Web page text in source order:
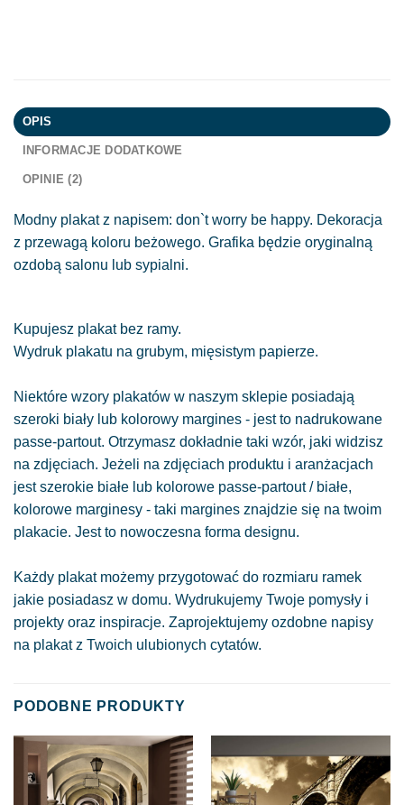
OPIS
INFORMACJE DODATKOWE
OPINIE (2)
Modny plakat z napisem: don`t worry be happy. Dekoracja
z przewagą koloru beżowego. Grafika będzie oryginalną
ozdobą salonu lub sypialni.
Kupujesz plakat bez ramy.
Wydruk plakatu na grubym, mięsistym papierze.
Niektóre wzory plakatów w naszym sklepie posiadają
szeroki biały lub kolorowy margines - jest to nadrukowane
passe-partout. Otrzymasz dokładnie taki wzór, jaki widzisz
na zdjęciach. Jeżeli na zdjęciach produktu i aranżacjach
jest szerokie białe lub kolorowe passe-partout / białe,
kolorowe marginesy - taki margines znajdzie się na twoim
plakacie. Jest to nowoczesna forma designu.
Każdy plakat możemy przygotować do rozmiaru ramek
jakie posiadasz w domu. Wydrukujemy Twoje pomysły i
projekty oraz inspiracje. Zaprojektujemy ozdobne napisy
na plakat z Twoich ulubionych cytatów.
PODOBNE PRODUKTY